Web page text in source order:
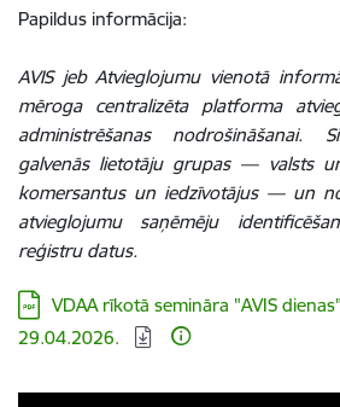
Papildus informācija:
AVIS jeb Atvieglojumu vienotā
mēroga centralizēta platforma
administrēšanas nodrošināšanai.
galvenās lietotāju grupas — valsts
komersantus un iedzīvotājus — un
atvieglojumu saņēmēju
reģistru datus.
Lejupielādēt:
VDAA rīkotā semināra "AVIS
29.04.2026.